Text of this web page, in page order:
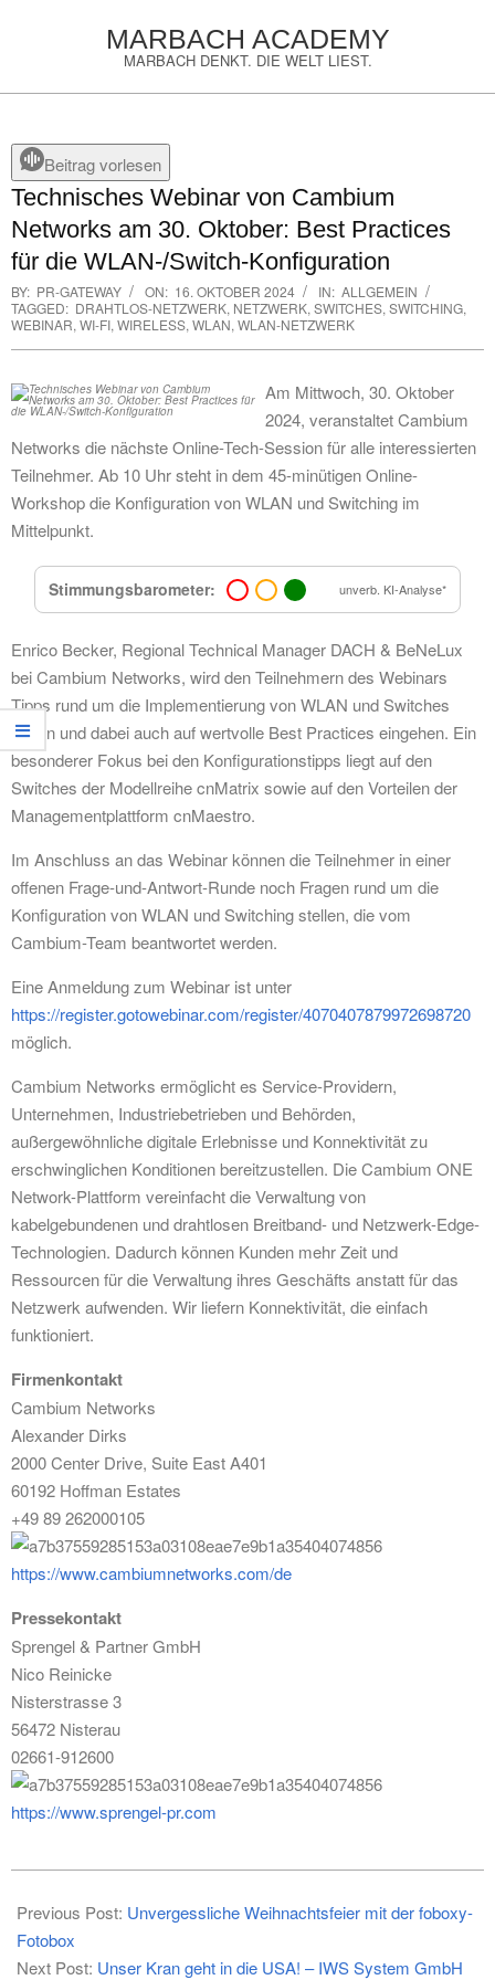
MARBACH ACADEMY
MARBACH DENKT. DIE WELT LIEST.
Menu Beitrag vorlesen
Technisches Webinar von Cambium
Networks am 30. Oktober: Best Practices
für die WLAN-/Switch-Konfiguration
BY: PR-GATEWAY ON: 16. OKTOBER 2024 IN: ALLGEMEIN
TAGGED: DRAHTLOS-NETZWERK, NETZWERK, SWITCHES, SWITCHING,
WEBINAR, WI-FI, WIRELESS, WLAN, WLAN-NETZWERK
Am Mittwoch, 30. Oktober
2024, veranstaltet Cambium
Networks die nächste Online-Tech-Session für alle interessierten
Teilnehmer. Ab 10 Uhr steht in dem 45-minütigen Online-
Workshop die Konfiguration von WLAN und Switching im
Mittelpunkt.
Stimmungsbarometer: unverb. KI-Analyse*
Enrico Becker, Regional Technical Manager DACH & BeNeLux
bei Cambium Networks, wird den Teilnehmern des Webinars
Tipps rund um die Implementierung von WLAN und Switches
geben und dabei auch auf wertvolle Best Practices eingehen. Ein
besonderer Fokus bei den Konfigurationstipps liegt auf den
Switches der Modellreihe cnMatrix sowie auf den Vorteilen der
Managementplattform cnMaestro.
Im Anschluss an das Webinar können die Teilnehmer in einer
offenen Frage-und-Antwort-Runde noch Fragen rund um die
Konfiguration von WLAN und Switching stellen, die vom
Cambium-Team beantwortet werden.
Eine Anmeldung zum Webinar ist unter
https://register.gotowebinar.com/register/4070407879972698720
möglich.
Cambium Networks ermöglicht es Service-Providern,
Unternehmen, Industriebetrieben und Behörden,
außergewöhnliche digitale Erlebnisse und Konnektivität zu
erschwinglichen Konditionen bereitzustellen. Die Cambium ONE
Network-Plattform vereinfacht die Verwaltung von
kabelgebundenen und drahtlosen Breitband- und Netzwerk-Edge-
Technologien. Dadurch können Kunden mehr Zeit und
Ressourcen für die Verwaltung ihres Geschäfts anstatt für das
Netzwerk aufwenden. Wir liefern Konnektivität, die einfach
funktioniert.
Firmenkontakt
Cambium Networks
Alexander Dirks
2000 Center Drive, Suite East A401
60192 Hoffman Estates
+49 89 262000105
https://www.cambiumnetworks.com/de
Pressekontakt
Sprengel & Partner GmbH
Nico Reinicke
Nisterstrasse 3
56472 Nisterau
02661-912600
https://www.sprengel-pr.com
10-
16
Previous Post: Unvergessliche Weihnachtsfeier mit der foboxy-
Fotobox
Next Post: Unser Kran geht in die USA! – IWS System GmbH